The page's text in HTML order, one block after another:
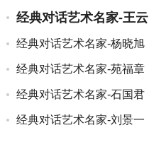
经典对话艺术名家-王云
经典对话艺术名家-杨晓旭
经典对话艺术名家-苑福章
经典对话艺术名家-石国君
经典对话艺术名家-刘景一